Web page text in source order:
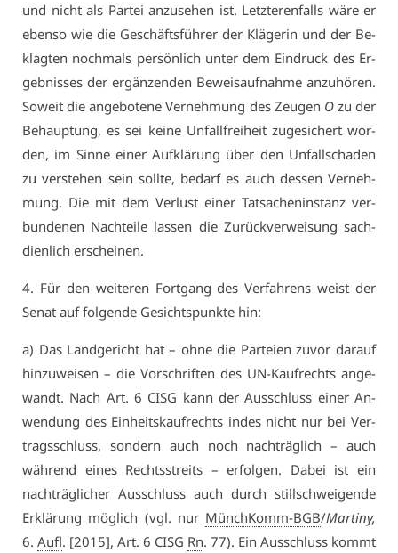
und nicht als Par­tei an­zu­se­hen ist. Letz­te­ren­falls wä­re er
eben­so wie die Ge­schäfts­füh­rer der Klä­ge­rin und der Be­
klag­ten noch­mals per­sön­lich un­ter dem Ein­druck des Er­
geb­nis­ses der er­gän­zen­den Be­weis­auf­nah­me an­zu­hö­ren.
So­weit die an­ge­bo­te­ne Ver­neh­mung des Zeu­gen Ozu der
Be­haup­tung, es sei kei­ne Un­fall­frei­heit zu­ge­si­chert wor­
den, im Sin­ne ei­ner Auf­klä­rung über den Un­fall­scha­den
zu ver­ste­hen sein soll­te, be­darf es auch des­sen Ver­neh­
mung. Die mit dem Ver­lust ei­ner Tat­sa­chen­in­stanz ver­
bun­de­nen Nach­tei­le las­sen die Zu­rück­ver­wei­sung sach­
dien­lich er­schei­nen.
4. Für den wei­te­ren Fort­gang des Ver­fah­rens weist der
Se­nat auf fol­gen­de Ge­sichts­punk­te hin:
a) Das Land­ge­richt hat – oh­ne die Par­tei­en zu­vor dar­auf
hin­zu­wei­sen – die Vor­schrif­ten des UN-Kauf­rechts an­ge­
wandt. Nach Art. 6 CISG kann der Aus­schluss ei­ner An­
wen­dung des Ein­heitskauf­rechts in­des nicht nur bei Ver­
trags­schluss, son­dern auch noch nach­träg­lich – auch
wäh­rend ei­nes Rechts­streits – er­fol­gen. Da­bei ist ein
nach­träg­li­cher Aus­schluss auch durch still­schwei­gen­de
Er­klä­rung mög­lich (vgl. nur MünchKomm-BGB/Mar­ti­ny,
6. Aufl. [2015], Art. 6 CISG Rn. 77). Ein Aus­schluss kommt